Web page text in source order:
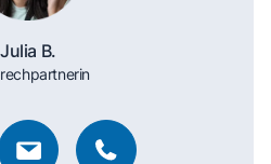
Julia B.